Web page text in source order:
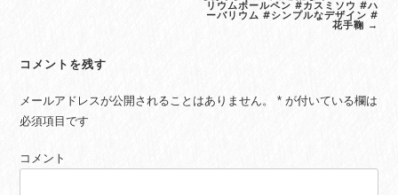
リウムボールペン #カスミソウ #ハ
ーバリウム #シンプルなデザイン #
花手鞠 →
コメントを残す
メールアドレスが公開されることはありません。 * が付いている欄は
必須項目です
コメント